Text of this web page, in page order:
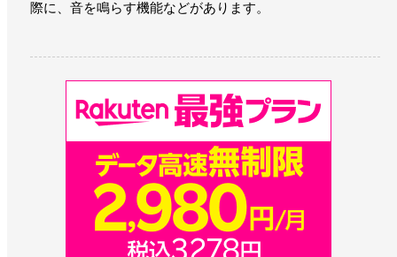
際に、音を鳴らす機能などがあります。